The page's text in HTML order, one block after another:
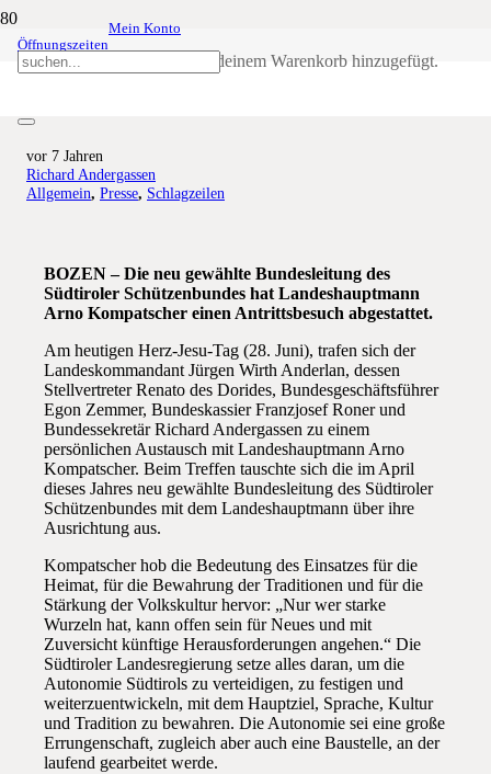
Öffnungszeiten
Mein Konto
wurde deinem Warenkorb hinzugefügt.
Schützenbund trifft
vor 7 Jahren
Richard Andergassen
Allgemein, Presse, Schlagzeilen
BOZEN – Die neu gewählte Bundesleitung des
Südtiroler Schützenbundes hat Landeshauptmann
Arno Kompatscher einen Antrittsbesuch abgestattet.
Am heutigen Herz-Jesu-Tag (28. Juni), trafen sich der
Landeskommandant Jürgen Wirth Anderlan, dessen
Stellvertreter Renato des Dorides, Bundesgeschäftsführer
Egon Zemmer, Bundeskassier Franzjosef Roner und
Bundessekretär Richard Andergassen zu einem
persönlichen Austausch mit Landeshauptmann Arno
Kompatscher. Beim Treffen tauschte sich die im April
dieses Jahres neu gewählte Bundesleitung des Südtiroler
Schützenbundes mit dem Landeshauptmann über ihre
Ausrichtung aus.
Kompatscher hob die Bedeutung des Einsatzes für die
Heimat, für die Bewahrung der Traditionen und für die
Stärkung der Volkskultur hervor: „Nur wer starke
Wurzeln hat, kann offen sein für Neues und mit
Zuversicht künftige Herausforderungen angehen.“ Die
Südtiroler Landesregierung setze alles daran, um die
Autonomie Südtirols zu verteidigen, zu festigen und
weiterzuentwickeln, mit dem Hauptziel, Sprache, Kultur
und Tradition zu bewahren. Die Autonomie sei eine große
Errungenschaft, zugleich aber auch eine Baustelle, an der
laufend gearbeitet werde.